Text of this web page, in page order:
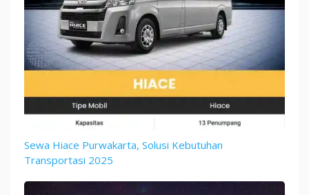
Sewa Hiace Purwakarta, Solusi Kebutuhan
Transportasi 2025